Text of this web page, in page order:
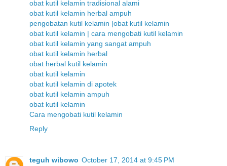
obat kutil kelamin tradisional alami
obat kutil kelamin herbal ampuh
pengobatan kutil kelamin |obat kutil kelamin
obat kutil kelamin | cara mengobati kutil kelamin
obat kutil kelamin yang sangat ampuh
obat kutil kelamin herbal
obat herbal kutil kelamin
obat kutil kelamin
obat kutil kelamin di apotek
obat kutil kelamin ampuh
obat kutil kelamin
Cara mengobati kutil kelamin
Reply
teguh wibowo October 17, 2014 at 9:45 PM